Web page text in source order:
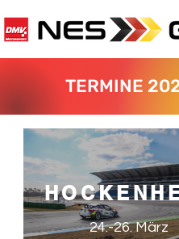
TERMINE
24.-26. März